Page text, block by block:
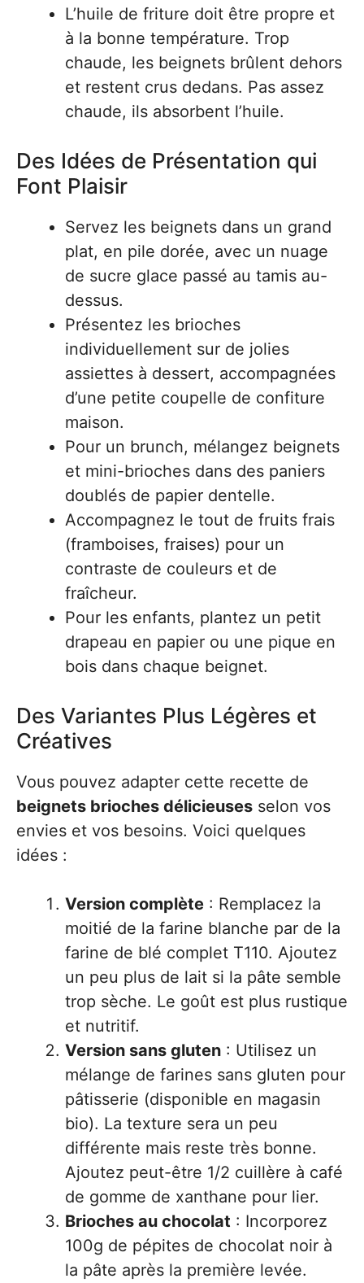
L’huile de friture doit être propre et
à la bonne température. Trop
chaude, les beignets brûlent dehors
et restent crus dedans. Pas assez
chaude, ils absorbent l’huile.
Des Idées de Présentation qui
Font Plaisir
Servez les beignets dans un grand
plat, en pile dorée, avec un nuage
de sucre glace passé au tamis au-
dessus.
Présentez les brioches
individuellement sur de jolies
assiettes à dessert, accompagnées
d’une petite coupelle de confiture
maison.
Pour un brunch, mélangez beignets
et mini-brioches dans des paniers
doublés de papier dentelle.
Accompagnez le tout de fruits frais
(framboises, fraises) pour un
contraste de couleurs et de
fraîcheur.
Pour les enfants, plantez un petit
drapeau en papier ou une pique en
bois dans chaque beignet.
Des Variantes Plus Légères et
Créatives
Vous pouvez adapter cette recette de
beignets brioches délicieuses selon vos
envies et vos besoins. Voici quelques
idées :
Version complète : Remplacez la
moitié de la farine blanche par de la
farine de blé complet T110. Ajoutez
un peu plus de lait si la pâte semble
trop sèche. Le goût est plus rustique
et nutritif.
Version sans gluten : Utilisez un
mélange de farines sans gluten pour
pâtisserie (disponible en magasin
bio). La texture sera un peu
différente mais reste très bonne.
Ajoutez peut-être 1/2 cuillère à café
de gomme de xanthane pour lier.
Brioches au chocolat : Incorporez
100g de pépites de chocolat noir à
la pâte après la première levée.